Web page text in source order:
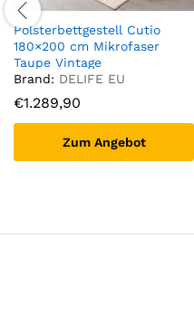
Polsterbettgestell Cutio
180×200 cm Mikrofaser
Taupe Vintage
Brand: DELIFE EU
€1.289,90
Zum Angebot